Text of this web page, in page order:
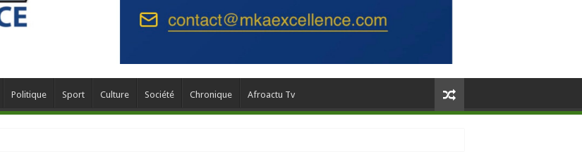
Politique Sport Culture Société Chronique Afroactu Tv